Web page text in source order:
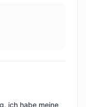
ich habe meine